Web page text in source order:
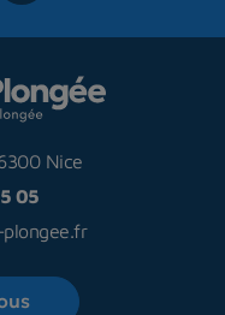
Nice
05